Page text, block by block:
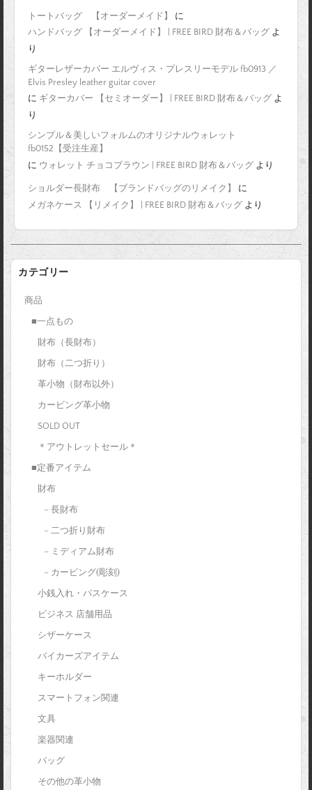
トートバッグ 【オーダーメイド】
に
ハンドバッグ 【オーダーメイド】 | FREE BIRD 財布＆バッグ よ
り
ギターレザーカバー エルヴィス・プレスリーモデル fb0913 ／
Elvis Presley leather guitar cover
に ギターカバー 【セミオーダー】 | FREE BIRD 財布＆バッグ よ
り
シンプル＆美しいフォルムのオリジナルウォレット
fb0152【受注生産】
に ウォレット チョコブラウン | FREE BIRD 財布＆バッグ より
ショルダー長財布 【ブランドバッグのリメイク】
に
メガネケース 【リメイク】 | FREE BIRD 財布＆バッグ より
カテゴリー
商品
■一点もの
財布（長財布）
財布（二つ折り）
革小物（財布以外）
カービング革小物
SOLD OUT
＊アウトレットセール＊
■定番アイテム
財布
– 長財布
– 二つ折り財布
– ミディアム財布
– カービング(彫刻)
小銭入れ・パスケース
ビジネス 店舗用品
シザーケース
バイカーズアイテム
キーホルダー
スマートフォン関連
文具
楽器関連
バッグ
その他の革小物